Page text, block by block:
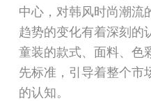
中心，对韩风时尚潮流
趋势的变化有着深刻的
童装的款式、面料、色
先标准，引导着整个市
的认知。